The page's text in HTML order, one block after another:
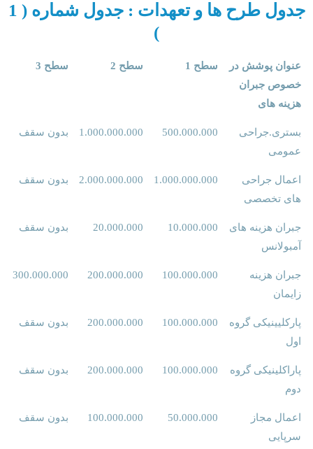
جدول طرح ها و تعهدات : جدول شماره ( 1
)
عنوان پوشش در
خصوص جبران
هزینه های
سطح 1 سطح 2 سطح 3
بستری.جراحی
عمومی
500.000.000
1.000.000.000 بدون سقف
اعمال جراحی
های تخصصی
1.000.000.000
2.000.000.000 بدون سقف
جبران هزینه های
آمبولانس
10.000.000
20.000.000 بدون سقف
جبران هزینه
زایمان
100.000.000
200.000.000
300.000.000
پارکلیینیکی گروه
اول
100.000.000
200.000.000 بدون سقف
پاراکلینیکی گروه
دوم
100.000.000
200.000.000 بدون سقف
اعمال مجاز
سرپایی
50.000.000
100.000.000 بدون سقف